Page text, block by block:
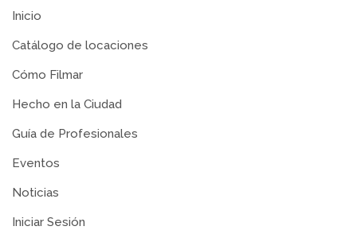
Inicio
Catálogo de locaciones
Cómo Filmar
Hecho en la Ciudad
Guía de Profesionales
Eventos
Noticias
Iniciar Sesión